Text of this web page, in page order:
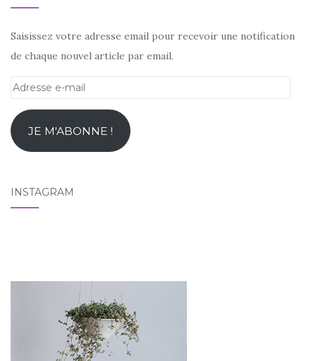
Saisissez votre adresse email pour recevoir une notification
de chaque nouvel article par email.
Adresse
mailJE M'ABONNE !
INSTAGRAM